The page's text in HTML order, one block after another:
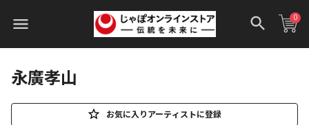
0
永廣孝山
お気に入りアーティストに登録